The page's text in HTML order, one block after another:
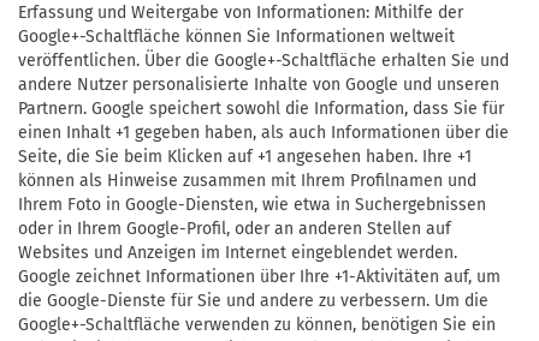
Erfassung und Weitergabe von Informationen: Mithilfe der
Google+-Schaltfläche können Sie Informationen weltweit
veröffentlichen. Über die Google+-Schaltfläche erhalten Sie und
andere Nutzer personalisierte Inhalte von Google und unseren
Partnern. Google speichert sowohl die Information, dass Sie für
einen Inhalt +1 gegeben haben, als auch Informationen über die
Seite, die Sie beim Klicken auf +1 angesehen haben. Ihre +1
können als Hinweise zusammen mit Ihrem Profilnamen und
Ihrem Foto in Google-Diensten, wie etwa in Suchergebnissen
oder in Ihrem Google-Profil, oder an anderen Stellen auf
Websites und Anzeigen im Internet eingeblendet werden.
Google zeichnet Informationen über Ihre +1-Aktivitäten auf, um
die Google-Dienste für Sie und andere zu verbessern. Um die
Google+-Schaltfläche verwenden zu können, benötigen Sie ein